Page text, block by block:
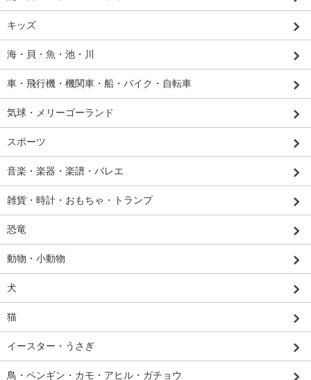
キッズ
海・貝・魚・池・川
車・飛行機・機関車・船・バイク・自転車
気球・メリーゴーランド
スポーツ
音楽・楽器・楽譜・バレエ
雑貨・時計・おもちゃ・トランプ
恐竜
動物・小動物
犬
猫
イースター・うさぎ
鳥・ペンギン・カモ・アヒル・ガチョウ